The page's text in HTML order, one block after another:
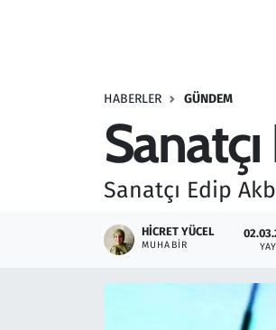
HABERLER GÜNDEM
Sanatçı Edip
HICRET YÜCEL
MUHABIR
Savunma Sanayi
Seçim 2023